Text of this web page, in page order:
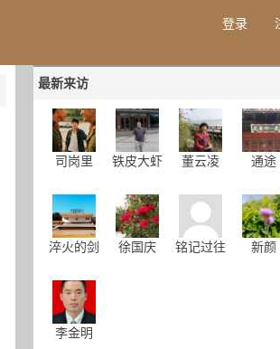
登录
最新来访
司岗里 铁皮大虾 董云凌 通途
淬火的剑 徐国庆 铭记过往 新颜
李金明